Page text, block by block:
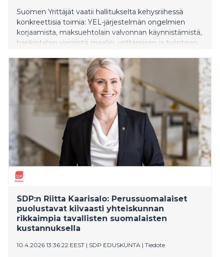
Suomen Yrittäjät vaatii hallitukselta kehysriihessä
konkreettisia toimia: YEL-järjestelmän ongelmien
korjaamista, maksuehtolain valvonnan käynnistämistä,
hankintalain viemistä maaliin, yrittämisen ja työnteon
omavastuun lyhentämistä ja työajan pidentämistä.
”Maan talous ja työllisyys edellyttävät päätöksiä, jotka
vahvistavat kasvun ja työllistämisen edellytyksiä”,
Suomen Yrittäjien toimitusjohtaja Mikael Pentikäinen
sanoo.
SDP:n Riitta Kaarisalo: Perussuomalaiset
puolustavat kiivaasti yhteiskunnan
rikkaimpia tavallisten suomalaisten
kustannuksella
10.4.2026 13:36:22 EEST | SDP EDUSKUNTA | Tiedote